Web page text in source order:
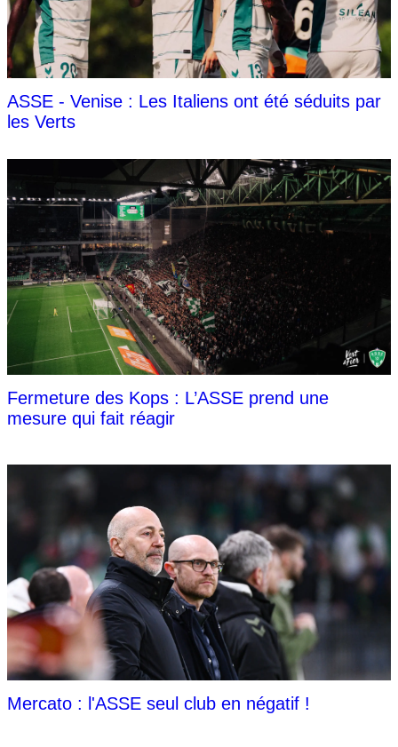
ASSE - Venise : Les Italiens ont été séduits par
les Verts
Fermeture des Kops : L’ASSE prend une
mesure qui fait réagir
Mercato : l'ASSE seul club en négatif !